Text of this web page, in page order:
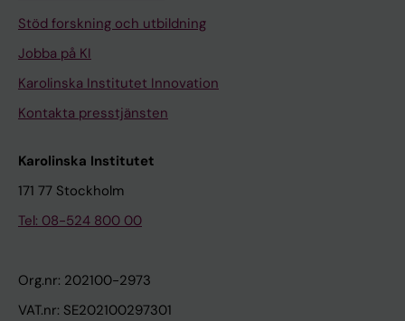
Stöd forskning och utbildning
Jobba på KI
Karolinska Institutet Innovation
Kontakta presstjänsten
Karolinska Institutet
171 77 Stockholm
Tel: 08-524 800 00
Org.nr: 202100-2973
VAT.nr: SE202100297301